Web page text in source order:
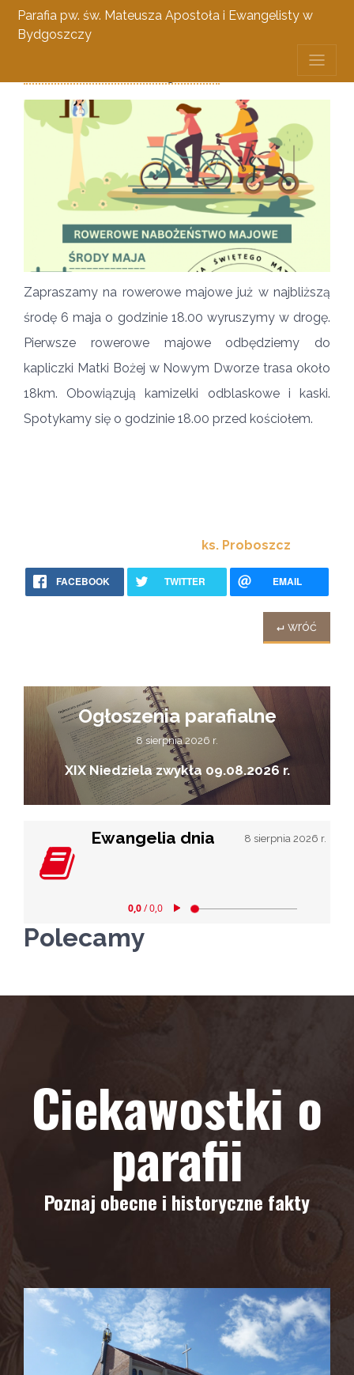
Parafia pw. św. Mateusza Apostoła i Ewangelisty w
Bydgoszczy
1 maja 2026
Zapraszamy na rowerowe majowe już w najbliższą
środę 6 maja o godzinie 18.00 wyruszymy w drogę.
Pierwsze rowerowe majowe odbędziemy do
kapliczki Matki Bożej w Nowym Dworze trasa około
18km. Obowiązują kamizelki odblaskowe i kaski.
Spotykamy się o godzinie 18.00 przed kościołem.
ks. Proboszcz
FACEBOOK TWITTER EMAIL
↵ wróć
Ogłoszenia parafialne
8 sierpnia 2026 r.
XIX Niedziela zwykła 09.08.2026 r.
Ewangelia dnia 8 sierpnia 2026 r.
Polecamy
Ciekawostki o
parafii
Poznaj obecne i historyczne fakty